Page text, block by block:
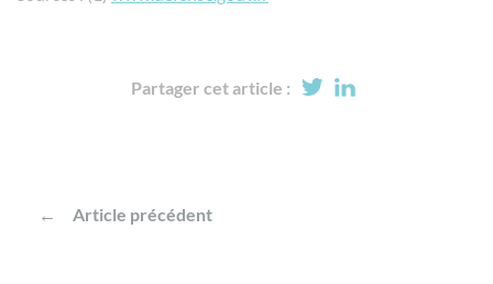
Partager cet article :
Article précédent